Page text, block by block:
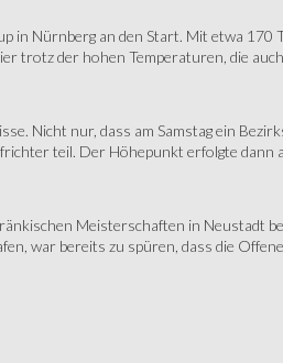
in Nürnberg an den Start. Mit etwa 170
trotz der hohen Temperaturen, die
Nicht nur, dass am Samstag ein
teil. Der Höhepunkt erfolgte dann
Meisterschaften in Neustadt
war bereits zu spüren, dass die